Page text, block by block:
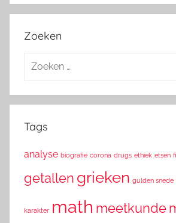
Zoeken
Zoeken
Tags
analyse biografie corona drugs ethiek etsen
getallen grieken gulden snede
karakter math meetkunde